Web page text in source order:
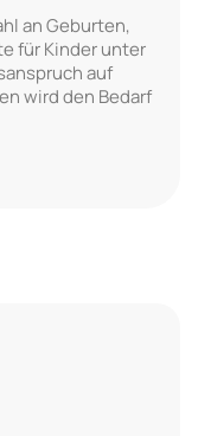
an Geburten,
für Kinder unter
auf
wird den Bedarf